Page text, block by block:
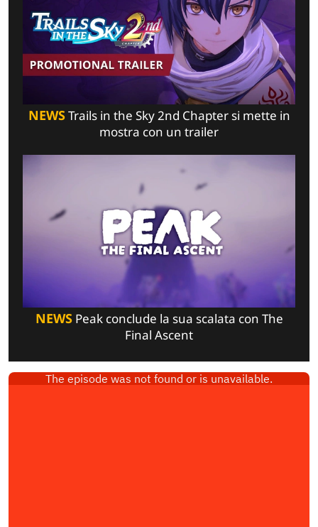
NEWSTrails in the Sky 2nd Chapter si mette in
mostra con un trailer
NEWSPeak conclude la sua scalata con The
Final Ascent